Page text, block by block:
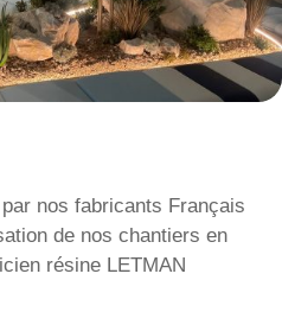
nos fabricants Français
de nos chantiers en
résine LETMAN